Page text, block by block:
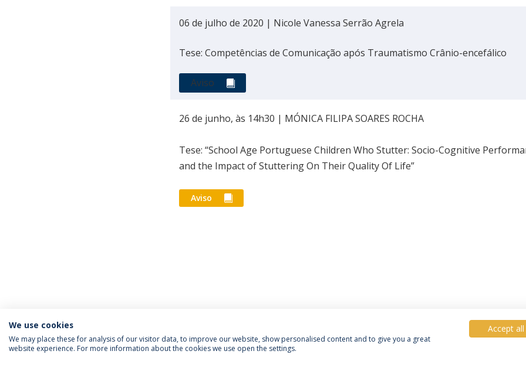
06 de julho de 2020 | Nicole Vanessa Serrão Agrela
Tese: Competências de Comunicação após Traumatismo Crânio-encefálico
Aviso
26 de junho, às 14h30 | MÓNICA FILIPA SOARES ROCHA
Tese: “School Age Portuguese Children Who Stutter: Socio-Cognitive
and the Impact of Stuttering On Their Quality Of Life”
Aviso
We use cookies
We may place these for analysis of our visitor data, to improve our website, show personalised content and to give you a great
website experience. For more information about the cookies we use open the settings.
Accept all